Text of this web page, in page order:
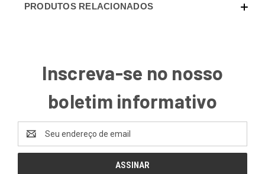
PRODUTOS RELACIONADOS
Inscreva-se no nosso
boletim informativo
de
email